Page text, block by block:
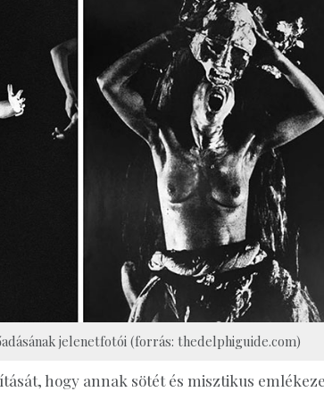
jelenetfotói (forrás: thedelphiguide.com)
hogy annak sötét és misztikus